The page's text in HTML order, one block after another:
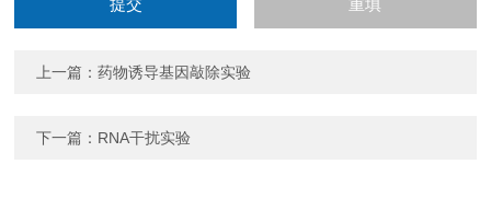
上一篇：药物诱导基因敲除实验
下一篇： RNA干扰实验